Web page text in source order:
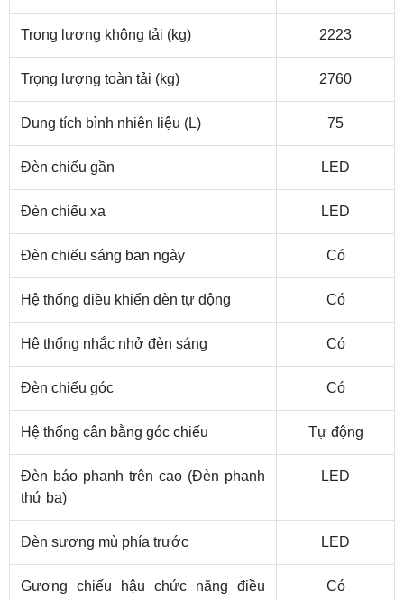
Trọng lượng không tải (kg) 2223
Trọng lượng toàn tải (kg) 2760
Dung tích bình nhiên liệu (L) 75
Đèn chiếu gần LED
Đèn chiếu xa LED
Đèn chiếu sáng ban ngày Có
Hệ thống điều khiển đèn tự động Có
Hệ thống nhắc nhở đèn sáng Có
Đèn chiếu góc Có
Hệ thống cân bằng góc chiếu Tự động
Đèn báo phanh trên cao (Đèn phanh
thứ ba)
LED
Đèn sương mù phía trước LED
Gương chiếu hậu chức năng điều Có